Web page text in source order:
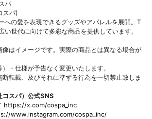
パ
スパ)
への愛を表現できるグッズやアパレルを展開。T
い世代に向けて多彩な商品を提供しています。
はイメージです。実際の商品とは異なる場合が
・仕様が予告なく変更いたします。
転載、及びそれに準ずる行為を一切禁止致しま
スパ）公式SNS
https://x.com/cospa_inc
www.instagram.com/cospa_inc/